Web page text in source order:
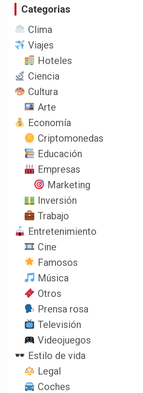
Categorias
Clima
Viajes
Hoteles
Ciencia
Cultura
Arte
Economía
Criptomonedas
Educación
Empresas
Marketing
Inversión
Trabajo
Entretenimiento
Cine
Famosos
Música
Otros
Prensa rosa
Televisión
Videojuegos
Estilo de vida
Legal
Coches